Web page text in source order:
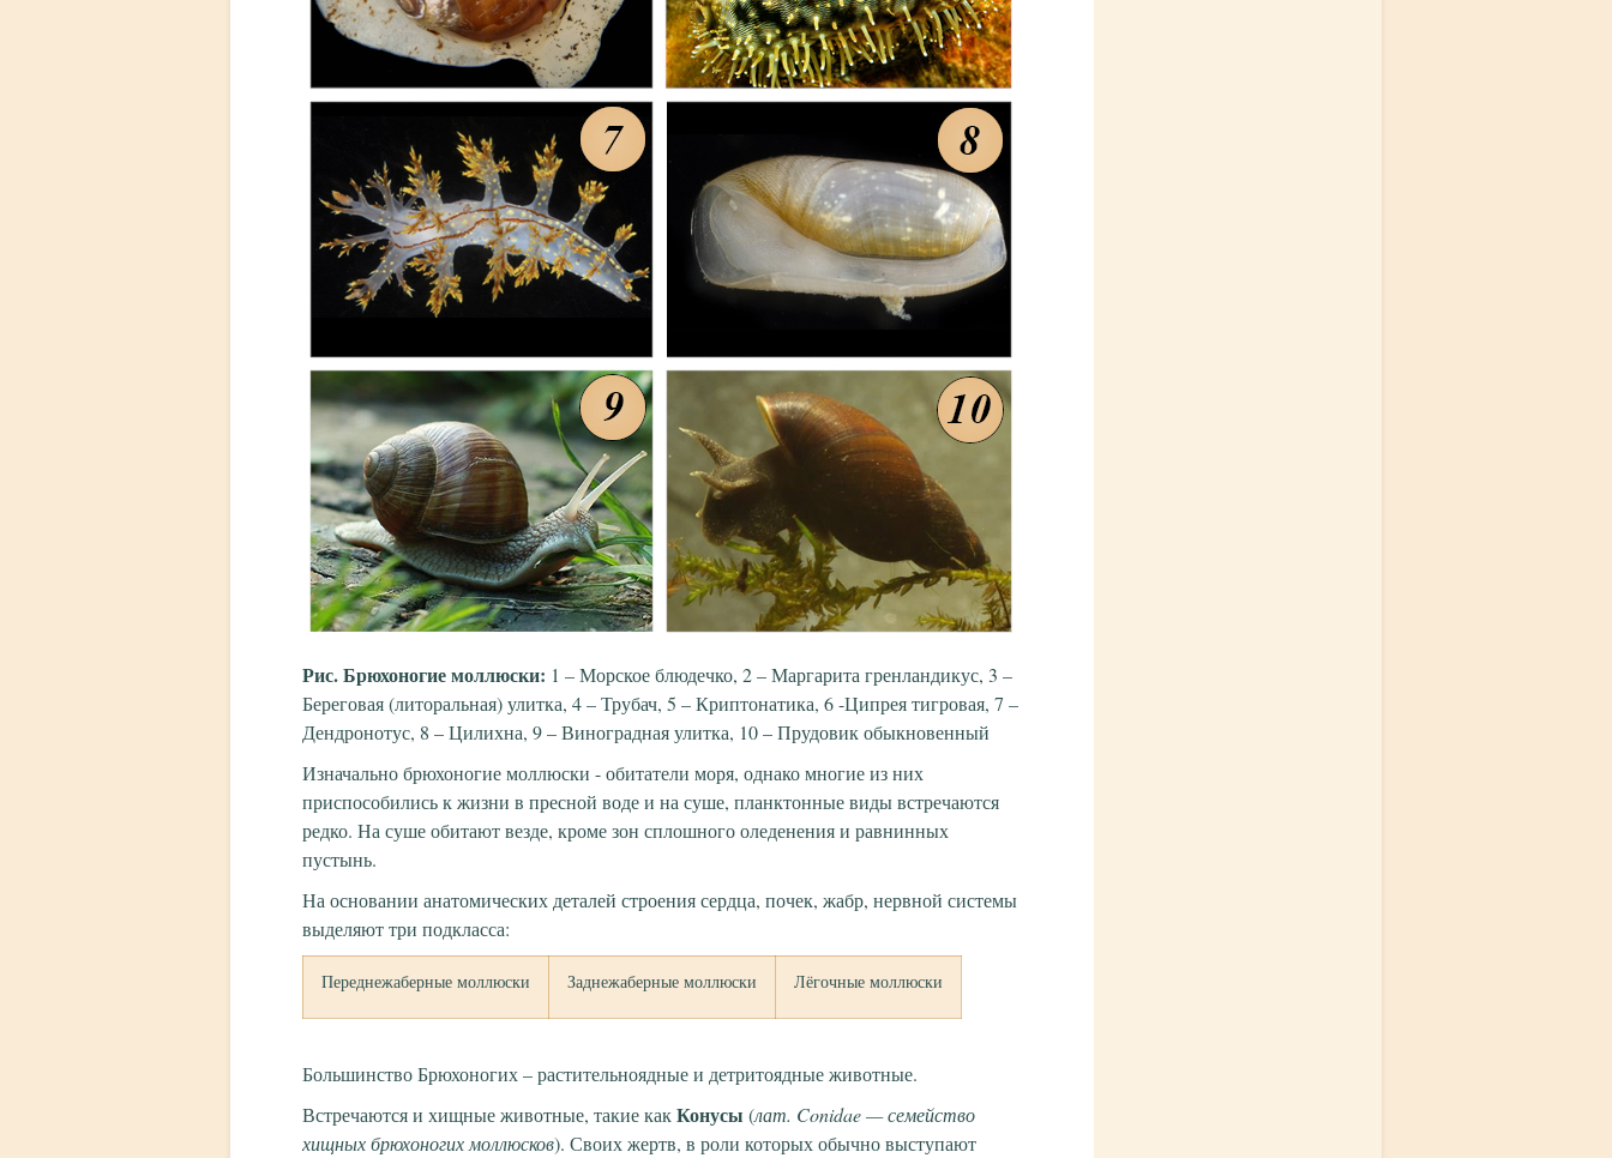
Рис. Брюхоногие моллюски: 1 – Морское блюдечко, 2 – Маргарита гренландикус, 3 –
Береговая (литоральная) улитка, 4 – Трубач, 5 – Криптонатика, 6 -Ципрея тигровая, 7 –
Дендронотус, 8 – Цилихна, 9 – Виноградная улитка, 10 – Прудовик обыкновенный
Изначально брюхоногие моллюски - обитатели моря, однако многие из них
приспособились к жизни в пресной воде и на суше, планктонные виды встречаются
редко. На суше обитают везде, кроме зон сплошного оледенения и равнинных
пустынь.
На основании анатомических деталей строения сердца, почек, жабр, нервной системы
выделяют три подкласса:
Переднежаберные моллюски Заднежаберные моллюски Лёгочные моллюски
Большинство Брюхоногих – растительноядные и детритоядные животные.
Встречаются и хищные животные, такие какКонусы (лат. Conidae — семейство
хищных брюхоногих моллюсков). Своих жертв, в роли которых обычно выступают